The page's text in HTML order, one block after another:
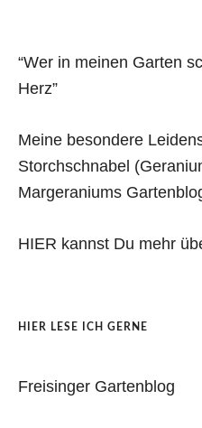
“Wer in meinen Garten
Herz”
Meine besondere
Storchschnabel
Margeraniums
HIER kannst Du mehr
HIER LESE ICH GERNE
Freisinger Gartenblog